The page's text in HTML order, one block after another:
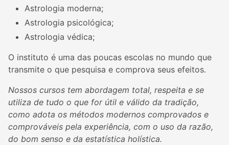
Astrologia moderna;
Astrologia psicológica;
Astrologia védica;
O instituto é uma das poucas escolas no mundo que
transmite o que pesquisa e comprova seus efeitos.
Nossos cursos tem abordagem total, respeita e se
utiliza de tudo o que for útil e válido da tradição,
como adota os métodos modernos comprovados e
comprováveis pela experiência, com o uso da razão,
do bom senso e da estatística holística.